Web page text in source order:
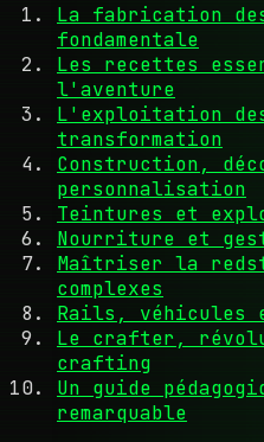
La fabrication
fondamentale
Les recettes
l'aventure
L'exploitation
transformation
Construction,
personnalisation
Teintures et
Nourriture et
Maîtriser la
complexes
Rails, véhicules
Le crafter,
crafting
Un guide
remarquable